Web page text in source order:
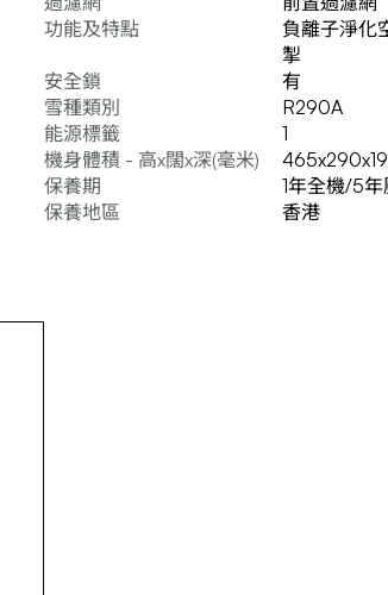
功能及特點
負離子淨化
掣
安全鎖
有
雪種類別
R290A
能源標籤
1
機身體積 - 高x闊x深(毫米)
保養期
1年全機/5
保養地區
香港